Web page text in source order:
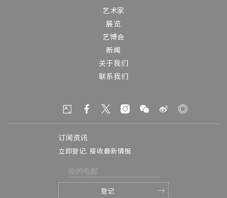
艺术家
展览
艺博会
新闻
关于我们
联系我们
订阅资讯
立即登记, 接收最新情报